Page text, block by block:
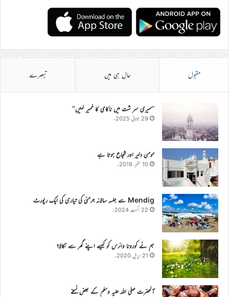
مقبول حال ہی میں تبصرے
’’میری سر شت میں ناکامی کا خمیر نہیں‘‘
29 جولائی 2025ء
مومن دلیر اور شجاع ہوتا ہے
10 ستمبر 2019ء
Mendig سے جلسہ سالانہ جرمنی کی تیاری کی ایک رپورٹ
22 اگست 2024ء
ہم نے کورونا وائرس کو کیسے اپنے گھر سے نکالا؟
21 اپریل 2020ء
آنحضرت صلی اللہ علیہ وسلم کے بعض نسخے